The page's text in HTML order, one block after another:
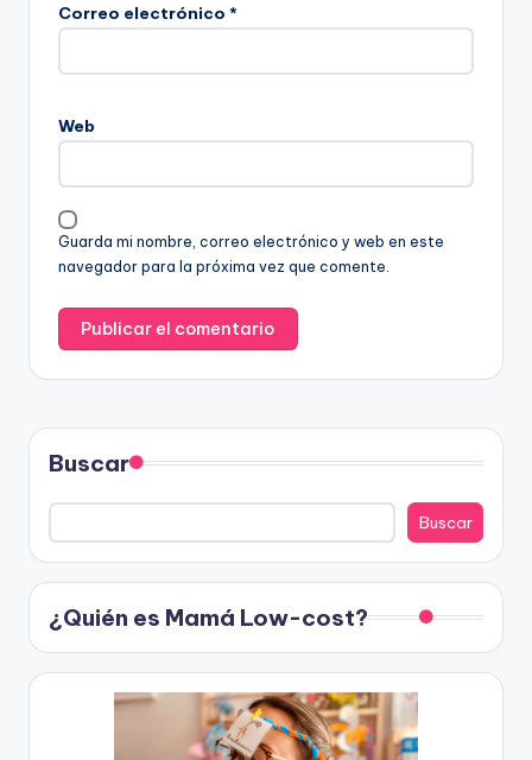
Correo electrónico *
Web
Guarda mi nombre, correo electrónico y web en este
navegador para la próxima vez que comente.
Buscar
Buscar
¿Quién es Mamá Low-cost?